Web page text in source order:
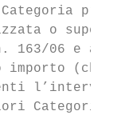
o
163/06 e
importo (che